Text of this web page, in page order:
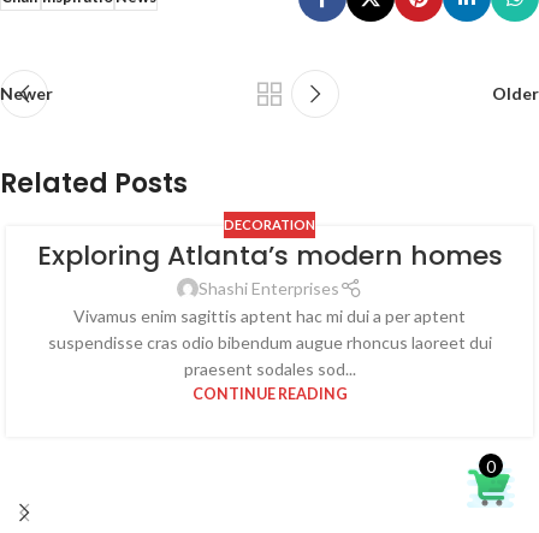
Newer Older
Related Posts
27
DECORATION
Exploring Atlanta’s modern homes
Shashi Enterprises
Vivamus enim sagittis aptent hac mi dui a per aptent
suspendisse cras odio bibendum augue rhoncus laoreet dui
praesent sodales sod...
CONTINUE READING
0